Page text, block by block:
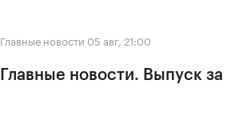
Главные новости 05 авг, 21:00
Главные новости. Выпуск